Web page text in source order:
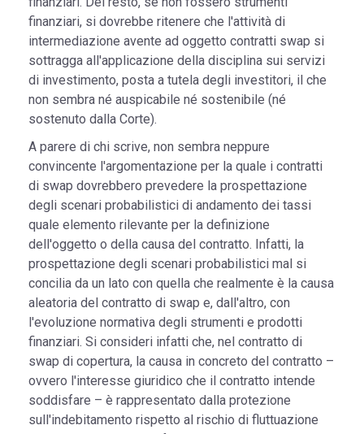
finanziari, si dovrebbe ritenere che l'attività di
intermediazione avente ad oggetto contratti swap si
sottragga all'applicazione della disciplina sui servizi
di investimento, posta a tutela degli investitori, il che
non sembra né auspicabile né sostenibile (né
sostenuto dalla Corte).
A parere di chi scrive, non sembra neppure
convincente l'argomentazione per la quale i contratti
di swap dovrebbero prevedere la prospettazione
degli scenari probabilistici di andamento dei tassi
quale elemento rilevante per la definizione
dell'oggetto o della causa del contratto. Infatti, la
prospettazione degli scenari probabilistici mal si
concilia da un lato con quella che realmente è la causa
aleatoria del contratto di swap e, dall'altro, con
l'evoluzione normativa degli strumenti e prodotti
finanziari. Si consideri infatti che, nel contratto di
swap di copertura, la causa in concreto del contratto –
ovvero l'interesse giuridico che il contratto intende
soddisfare – è rappresentato dalla protezione
sull'indebitamento rispetto al rischio di fluttuazione